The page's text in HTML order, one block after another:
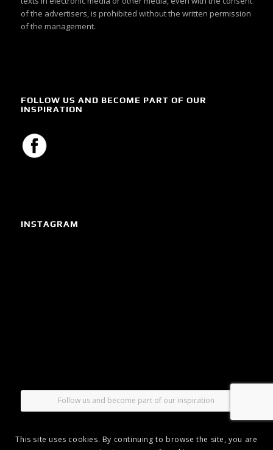
of the advertisers, is prohibited without the written permission
of the management.
FOLLOW US AND BECOME PART OF OUR
INSPIRATION
INSTAGRAM
Follow us and become part of our inspiration
This site uses cookies. By continuing to browse the site, you are